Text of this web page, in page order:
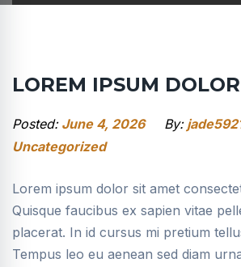
LOREM IPSUM
Posted: June 4, 2026 By:
Uncategorized
Lorem ipsum dolor sit amet
Quisque faucibus ex sapien vitae
placerat. In id cursus mi pretium
Tempus leo eu aenean sed diam